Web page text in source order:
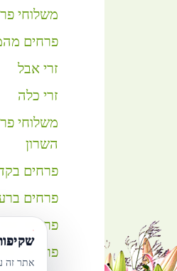
אתר זה
משלוחי
פרחים
זרי אבל
זרי כלה
משלוחי
השרון
פרחים
פרחים
פרחים בתל
פרחים